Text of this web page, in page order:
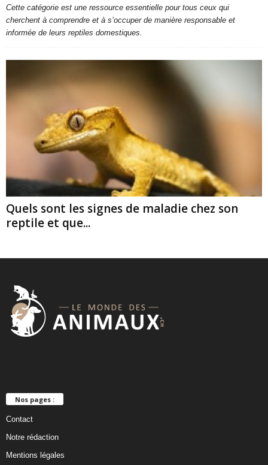
Cette catégorie est une ressource essentielle pour tous ceux qui
cherchent à comprendre et à s’occuper de manière responsable et
informée de leurs reptiles domestiques.
Quels sont les signes de maladie chez son
reptile et que...
Nos pages :
Contact
Notre rédaction
Mentions légales